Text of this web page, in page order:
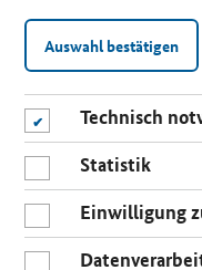
Auswahl bestätigen
Technisch
Statistik
Einwilligung